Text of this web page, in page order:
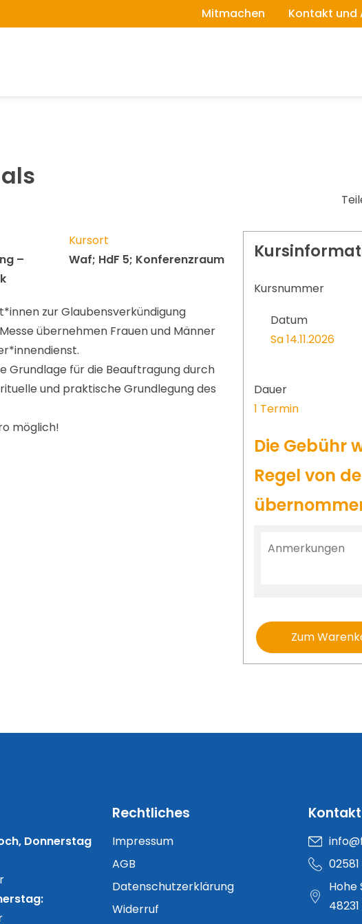
Mitmachen Kontakt und
–
Kursort
Waf; HdF 5; Konferenzraum
zur Glaubensverkündigung
übernehmen Frauen und Männer
Grundlage für die Beauftragung durch
und praktische Grundlegung des
möglich!
Kursnummer
Datum
Sa 14.11.2026
Dauer
1 Termin
Die Gebühr
Regel von
Zum
Donnerstag
Rechtliches
Impressum
AGB
Datenschutzerklärung
Widerruf
Kontakt
Hohe